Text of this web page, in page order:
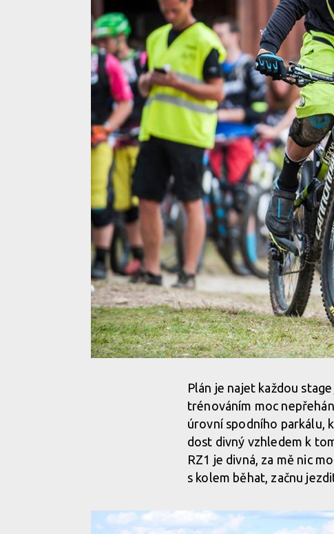
Plán je najet každou
trénováním moc
úrovní spodního parkálu,
dost divný vzhledem k
RZ1 je divná, za mě nic
s kolem běhat, začnu